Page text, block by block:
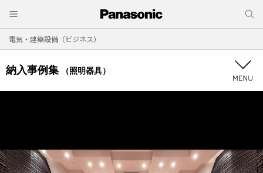
電気・建築設備（ビジネス）
納入事例集 （照明器具）